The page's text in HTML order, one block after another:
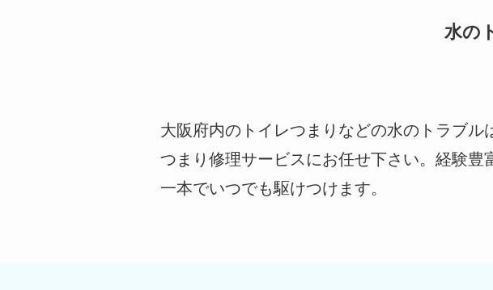
水の
大阪府内のトイレつまりなどの水のトラブル
つまり修理サービスにお任せ下さい。経験豊
一本でいつでも駆けつけます。